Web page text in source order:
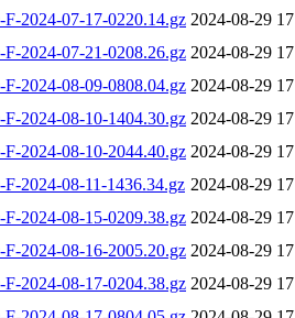
2024-07-17-0220.14.gz 2024-08-29
2024-07-21-0208.26.gz 2024-08-29
2024-08-09-0808.04.gz 2024-08-29
2024-08-10-1404.30.gz 2024-08-29
2024-08-10-2044.40.gz 2024-08-29
2024-08-11-1436.34.gz 2024-08-29
2024-08-15-0209.38.gz 2024-08-29
2024-08-16-2005.20.gz 2024-08-29
2024-08-17-0204.38.gz 2024-08-29